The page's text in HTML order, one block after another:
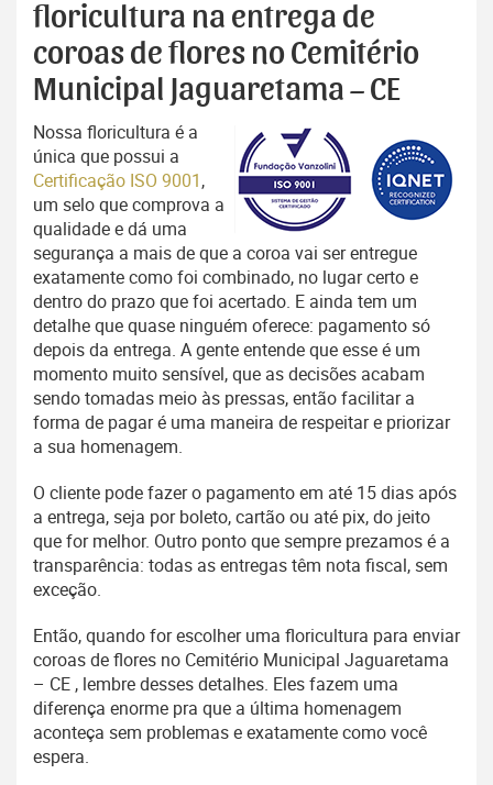
floricultura na entrega de
coroas de flores no Cemitério
Municipal Jaguaretama – CE
Nossa floricultura é a
única que possui a
Certificação ISO 9001,
um selo que comprova a
qualidade e dá uma
segurança a mais de que a coroa vai ser entregue
exatamente como foi combinado, no lugar certo e
dentro do prazo que foi acertado. E ainda tem um
detalhe que quase ninguém oferece: pagamento só
depois da entrega. A gente entende que esse é um
momento muito sensível, que as decisões acabam
sendo tomadas meio às pressas, então facilitar a
forma de pagar é uma maneira de respeitar e priorizar
a sua homenagem.
O cliente pode fazer o pagamento em até 15 dias após
a entrega, seja por boleto, cartão ou até pix, do jeito
que for melhor. Outro ponto que sempre prezamos é a
transparência: todas as entregas têm nota fiscal, sem
exceção.
Então, quando for escolher uma floricultura para enviar
coroas de flores no Cemitério Municipal Jaguaretama
– CE , lembre desses detalhes. Eles fazem uma
diferença enorme pra que a última homenagem
aconteça sem problemas e exatamente como você
espera.